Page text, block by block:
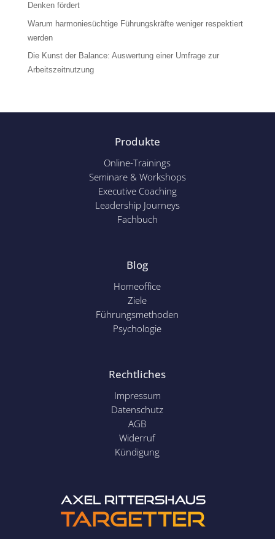
Denken fördert
Warum harmoniesüchtige Führungskräfte weniger respektiert
werden
Die Kunst der Balance: Auswertung einer Umfrage zur
Arbeitszeitnutzung
Produkte
Online-Trainings
Seminare & Workshops
Executive Coaching
Leadership Journeys
Fachbuch
Blog
Homeoffice
Ziele
Führungsmethoden
Psychologie
Rechtliches
Impressum
Datenschutz
AGB
Widerruf
Kündigung